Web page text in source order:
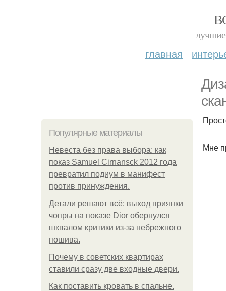
лучшие
главная
Популярные материалы
Невеста без права выбора: как
показ Samuel Cirnansck 2012 года
превратил подиум в манифест
против принуждения.
Детали решают всё: выход приянки
чопры на показе Dior обернулся
шквалом критики из-за небрежного
пошива.
Почему в советских квартирах
ставили сразу две входные двери.
Как поставить кровать в спальне.
Мне